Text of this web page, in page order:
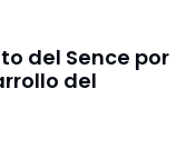
del Sence por
del